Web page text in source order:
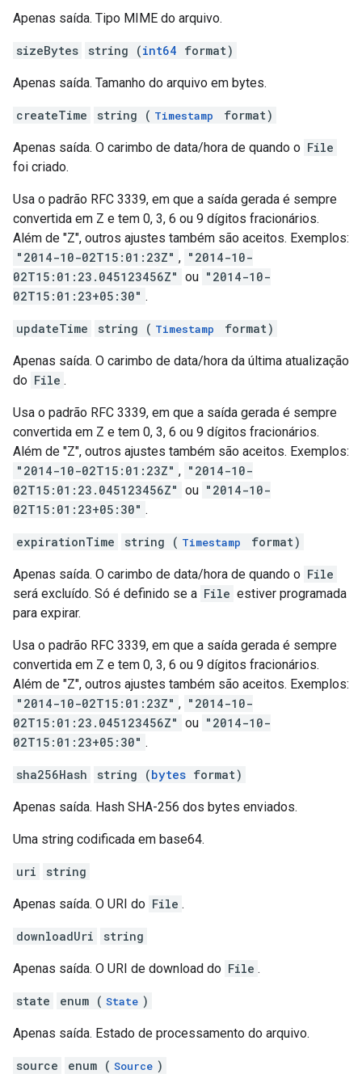
Apenas saída. Tipo MIME do arquivo.
sizeBytes string (int64 format)
Apenas saída. Tamanho do arquivo em bytes.
createTime string ( Timestamp format)
Apenas saída. O carimbo de data/hora de quando o File
foi criado.
Usa o padrão RFC 3339, em que a saída gerada é sempre
convertida em Z e tem 0, 3, 6 ou 9 dígitos fracionários.
Além de "Z", outros ajustes também são aceitos. Exemplos:
"2014-10-02T15:01:23Z" , "2014-10-
02T15:01:23.045123456Z" ou "2014-10-
02T15:01:23+05:30" .
updateTime string ( Timestamp format)
Apenas saída. O carimbo de data/hora da última atualização
do File .
Usa o padrão RFC 3339, em que a saída gerada é sempre
convertida em Z e tem 0, 3, 6 ou 9 dígitos fracionários.
Além de "Z", outros ajustes também são aceitos. Exemplos:
"2014-10-02T15:01:23Z" , "2014-10-
02T15:01:23.045123456Z" ou "2014-10-
02T15:01:23+05:30" .
expirationTime string ( Timestamp format)
Apenas saída. O carimbo de data/hora de quando o File
será excluído. Só é definido se a File estiver programada
para expirar.
Usa o padrão RFC 3339, em que a saída gerada é sempre
convertida em Z e tem 0, 3, 6 ou 9 dígitos fracionários.
Além de "Z", outros ajustes também são aceitos. Exemplos:
"2014-10-02T15:01:23Z" , "2014-10-
02T15:01:23.045123456Z" ou "2014-10-
02T15:01:23+05:30" .
sha256Hash string (bytes format)
Apenas saída. Hash SHA-256 dos bytes enviados.
Uma string codificada em base64.
uri string
Apenas saída. O URI do File .
downloadUri string
Apenas saída. O URI de download do File .
state enum ( State )
Apenas saída. Estado de processamento do arquivo.
source enum ( Source )